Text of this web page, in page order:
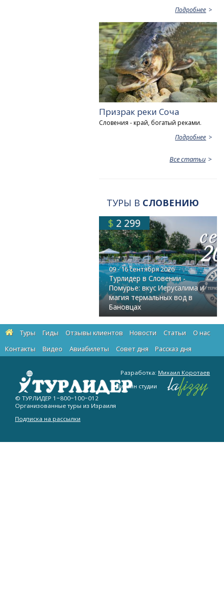
Подробнее
Призрак реки Соча
Словения - край, богатый реками.
Подробнее
Все статьи
ТУРЫ В СЛОВЕНИЮ
$ 2 299
09 - 16 сентября 2026
Турлидер в Словении -
Помурье: вкус Иерусалима и
магия термальных вод в
Бановцах
Туры Гиды Отзывы клиентов Новости Статьи
О нас
Контакты
Видео Авиабилеты Cовет дня Рассказ дня
© ТУРЛИДЕР 1−800−100−012
Организованные туры из Израиля
Подписка на рассылки
Разработка: Михаил Коротаев
Дизайн студии